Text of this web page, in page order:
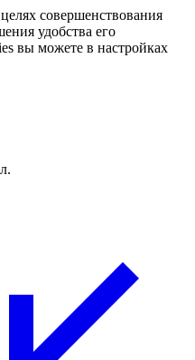
совершенствования
удобства его
вы можете в настройках